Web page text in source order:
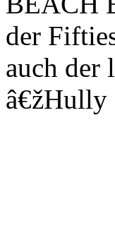
der
auch der
â€žHully